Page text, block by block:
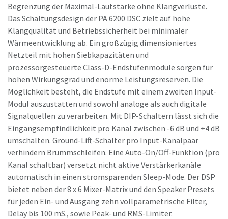
Begrenzung der Maximal-Lautstärke ohne Klangverluste.
Das Schaltungsdesign der PA 6200 DSC zielt auf hohe
Klangqualität und Betriebssicherheit bei minimaler
Wärmeentwicklung ab. Ein großzügig dimensioniertes
Netzteil mit hohen Siebkapazitäten und
prozessorgesteuerte Class-D-Endstufenmodule sorgen für
hohen Wirkungsgrad und enorme Leistungsreserven. Die
Möglichkeit besteht, die Endstufe mit einem zweiten Input-
Modul auszustatten und sowohl analoge als auch digitale
Signalquellen zu verarbeiten. Mit DIP-Schaltern lässt sich die
Eingangsempfindlichkeit pro Kanal zwischen -6 dB und +4 dB
umschalten. Ground-Lift-Schalter pro Input-Kanalpaar
verhindern Brummschleifen. Eine Auto-On/Off-Funktion (pro
Kanal schaltbar) versetzt nicht aktive Verstärkerkanäle
automatisch in einen stromsparenden Sleep-Mode. Der DSP
bietet neben der 8 x 6 Mixer-Matrix und den Speaker Presets
für jeden Ein- und Ausgang zehn vollparametrische Filter,
Delay bis 100 mS., sowie Peak- und RMS-Limiter.